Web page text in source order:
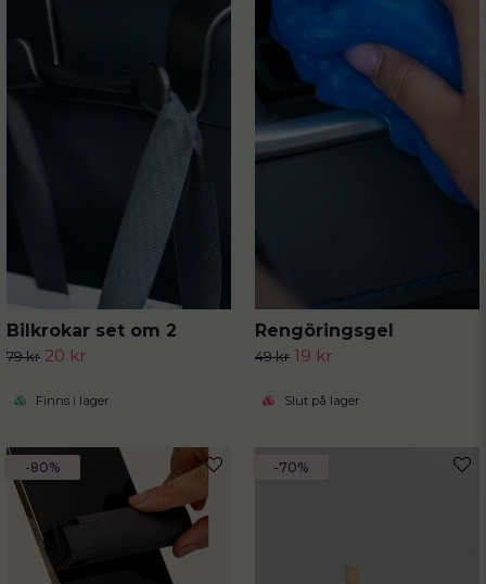
Bilkrokar set om 2
79 kr 20 kr
Finns i lager
Rengöringsgel
49 kr 19 kr
Slut på lager
-80% -70%